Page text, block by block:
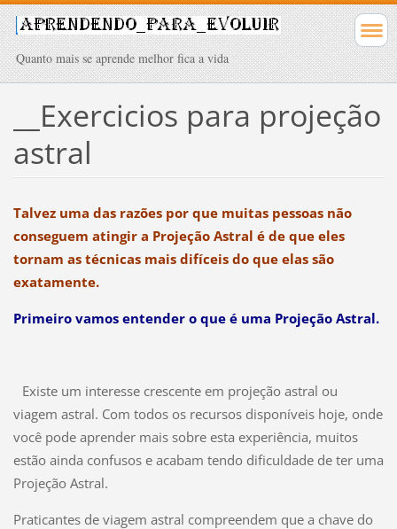
Quanto mais se aprende melhor fica a vida
__Exercicios para projeção
astral
Talvez uma das razões por que muitas pessoas não
conseguem atingir a Projeção Astral é de que eles
tornam as técnicas mais difíceis do que elas são
exatamente.
Primeiro vamos entender o que é uma Projeção Astral.
Existe um interesse crescente em projeção astral ou
viagem astral. Com todos os recursos disponíveis hoje, onde
você pode aprender mais sobre esta experiência, muitos
estão ainda confusos e acabam tendo dificuldade de ter uma
Projeção Astral.
Praticantes de viagem astral compreendem que a chave do